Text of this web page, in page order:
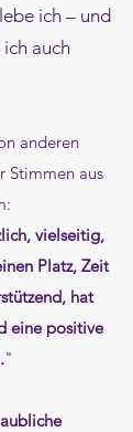
ich – und
auch
anderen
Stimmen aus
vielseitig,
Platz, Zeit
hat
eine positive
"